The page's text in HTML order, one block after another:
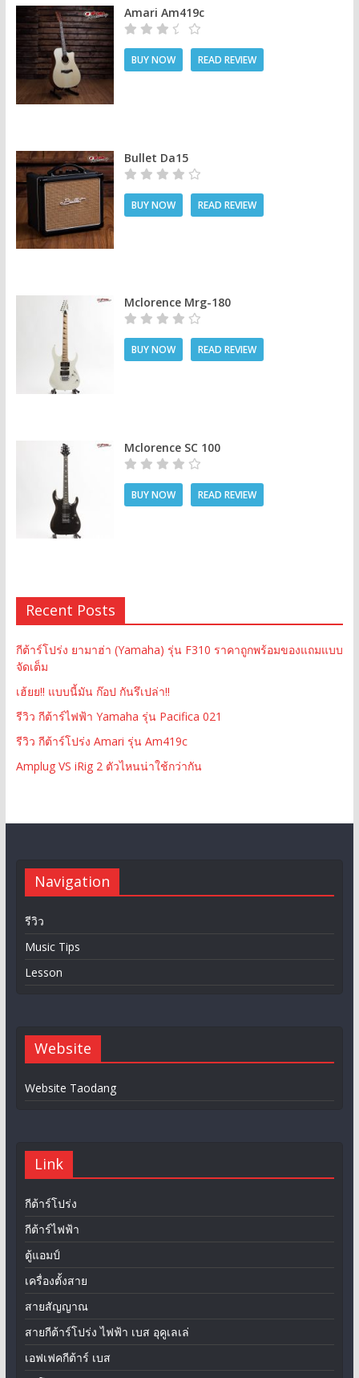
Amari Am419c
BUY NOW READ REVIEW
Bullet Da15
BUY NOW READ REVIEW
Mclorence Mrg-180
BUY NOW READ REVIEW
Mclorence SC 100
BUY NOW READ REVIEW
Recent Posts
กีต้าร์โปร่ง ยามาฮ่า (Yamaha) รุ่น F310 ราคาถูกพร้อมของแถมแบบ
จัดเต็ม
เฮ้ยย!! แบบนี้มัน ก๊อป กันรึเปล่า!!
รีวิว กีต้าร์ไฟฟ้า Yamaha รุ่น Pacifica 021
รีวิว กีต้าร์โปร่ง Amari รุ่น Am419c
Amplug VS iRig 2 ตัวไหนน่าใช้กว่ากัน
Navigation
รีวิว
Music Tips
Lesson
Website
Website Taodang
Link
กีต้าร์โปร่ง
กีต้าร์ไฟฟ้า
ตู้แอมป์
เครื่องตั้งสาย
สายสัญญาณ
สายกีต้าร์โปร่ง ไฟฟ้า เบส อุคูเลเล่
เอฟเฟคกีต้าร์ เบส